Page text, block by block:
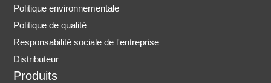
Politique environnementale
Politique de qualité
Responsabilité sociale de l'entreprise
Distributeur
Produits